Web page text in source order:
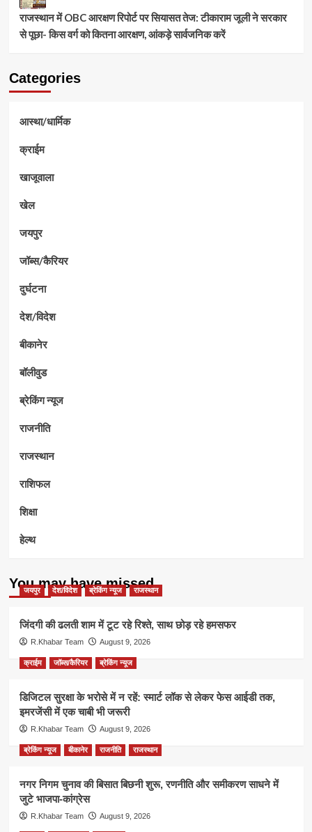
राजस्थान में OBC आरक्षण रिपोर्ट पर सियासत तेज: टीकाराम जूली ने सरकार
से पूछा- किस वर्ग को कितना आरक्षण, आंकड़े सार्वजनिक करें
Categories
आस्था/धार्मिक
क्राईम
खाजूवाला
खेल
जयपुर
जॉब्स/कैरियर
दुर्घटना
देश/विदेश
बीकानेर
बॉलीवुड
ब्रेकिंग न्यूज
राजनीति
राजस्थान
राशिफल
शिक्षा
हेल्थ
You may have missed
जयपुर देश/विदेश ब्रेकिंग न्यूज राजस्थान
जिंदगी की ढलती शाम में टूट रहे रिश्ते, साथ छोड़ रहे हमसफर
R.Khabar Team August 9, 2026
क्राईम जॉब्स/कैरियर ब्रेकिंग न्यूज
डिजिटल सुरक्षा के भरोसे में न रहें: स्मार्ट लॉक से लेकर फेस आईडी तक,
इमरजेंसी में एक चाबी भी जरूरी
R.Khabar Team August 9, 2026
ब्रेकिंग न्यूज बीकानेर राजनीति राजस्थान
नगर निगम चुनाव की बिसात बिछनी शुरू, रणनीति और समीकरण साधने में
जुटे भाजपा-कांग्रेस
R.Khabar Team August 9, 2026